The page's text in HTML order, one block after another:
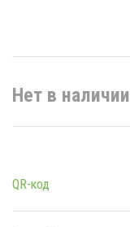
Нет в наличии
QR-код